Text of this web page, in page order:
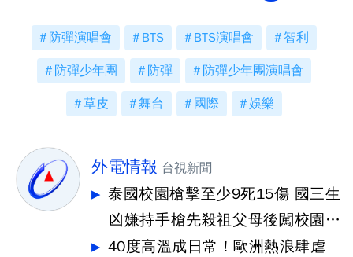
防彈演唱會 BTS BTS演唱會 智利
防彈少年團 防彈 防彈少年團演唱會
草皮 舞台 國際 娛樂
外電情報 台視新聞
泰國校園槍擊至少9死15傷 國三生
凶嫌持手槍先殺祖父母後闖校園犯
案
40度高溫成日常！歐洲熱浪肆虐